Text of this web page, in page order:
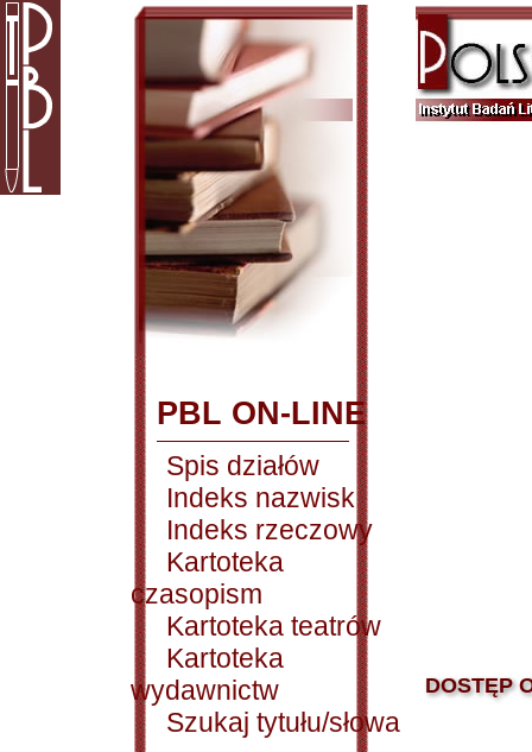
PBL ON-LINE
Spis działów
Indeks nazwisk
Indeks rzeczowy
Kartoteka
czasopism
Kartoteka teatrów
Kartoteka
wydawnictw
Szukaj tytułu/słowa
DOSTĘP